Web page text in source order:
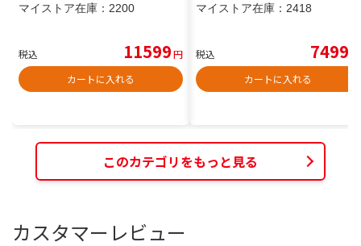
マイストア在庫： 2200
税込 11599円
カートに入れる
マイストア在庫： 2418
税込 7499
カートに入れる
このカテゴリをもっと見る
カスタマーレビュー